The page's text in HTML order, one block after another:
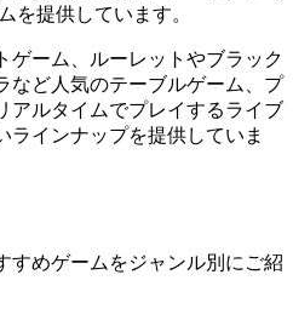
を提供しています。
ゲーム、ルーレットやブラック
など人気のテーブルゲーム、プ
アルタイムでプレイするライブ
ラインナップを提供していま
すめゲームをジャンル別にご紹